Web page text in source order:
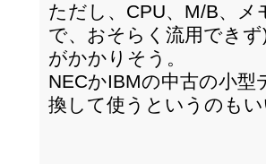
ただし、CPU、M/B、
で、おそらく流用でき
がかかりそう。
NECかIBMの中古の小
換して使うというのも